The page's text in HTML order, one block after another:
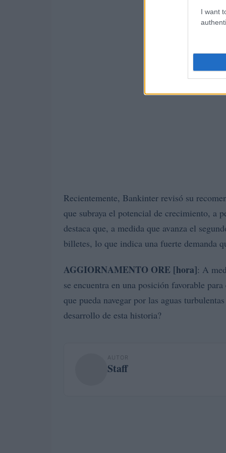
I want
Recientemente, Bankinter revisó su
que subraya el potencial de crecimiento, a
destaca que, a medida que avanza el
billetes, lo que indica una fuerte demanda
AGGIORNAMENTO ORE [hora]: A
se encuentra en una posición favorable
que pueda navegar por las aguas
desarrollo de esta historia?
AUTOR
Staff